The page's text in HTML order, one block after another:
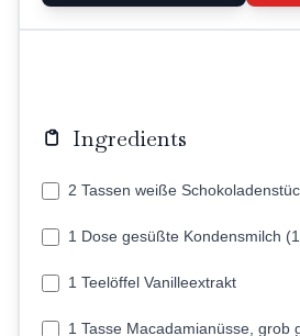
Ingredients
2 Tassen weiße
1 Dose gesüßte Kondensmilch
1 Teelöffel Vanilleextrakt
1 Tasse Macadamianüsse, grob